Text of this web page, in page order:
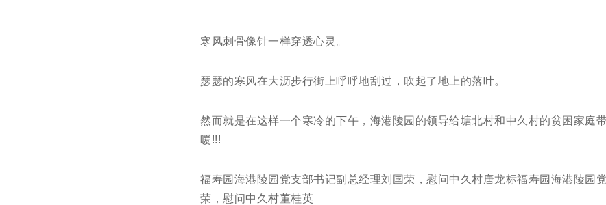
寒风刺骨像针一样穿透心灵。
瑟瑟的寒风在大沥步行街上呼呼地刮过，吹起了地上的落叶。
然而就是在这样一个寒冷的下午，海港陵园的领导给塘北村和中久村的贫困家庭
暖!!!
福寿园海港陵园党支部书记副总经理刘国荣，慰问中久村唐龙标福寿园海港陵园
荣，慰问中久村董桂英